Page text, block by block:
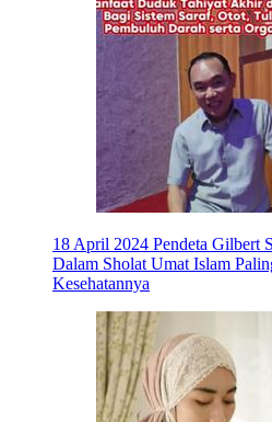
18 April 2024 Pendeta Gilbert
Dalam Sholat Umat Islam
Kesehatannya